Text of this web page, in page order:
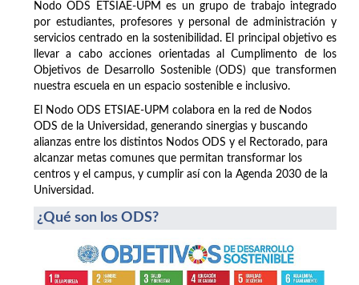
Nodo ODS ETSIAE-UPM es un grupo de trabajo integrado
por estudiantes, profesores y personal de administración y
servicios centrado en la sostenibilidad. El principal objetivo es
llevar a cabo acciones orientadas al Cumplimento de los
Objetivos de Desarrollo Sostenible (ODS) que transformen
nuestra escuela en un espacio sostenible e inclusivo.
El Nodo ODS ETSIAE-UPM colabora en la red de Nodos
ODS de la Universidad, generando sinergias y buscando
alianzas entre los distintos Nodos ODS y el Rectorado, para
alcanzar metas comunes que permitan transformar los
centros y el campus, y cumplir así con la Agenda 2030 de la
Universidad.
¿Qué son los ODS?